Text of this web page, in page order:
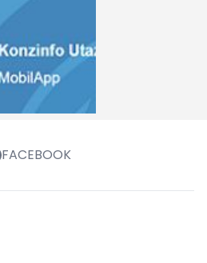
FACEBOOK